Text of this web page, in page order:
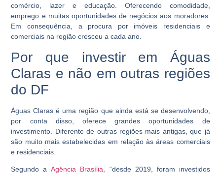
comércio, lazer e educação. Oferecendo comodidade,
emprego e muitas oportunidades de negócios aos moradores.
Em consequência, a procura por imóveis residenciais e
comerciais na região cresceu a cada ano.
Por que investir em Águas
Claras e não em outras regiões
do DF
Águas Claras é uma região que ainda está se desenvolvendo,
por conta disso, oferece grandes oportunidades de
investimento. Diferente de outras regiões mais antigas, que já
são muito mais estabelecidas em relação às áreas comerciais
e residenciais.
Segundo aAgência Brasília, “desde 2019, foram investidos